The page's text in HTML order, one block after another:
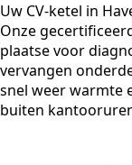
Uw CV-ketel in
Onze
plaatse voor
vervangen
snel weer warmte
buiten